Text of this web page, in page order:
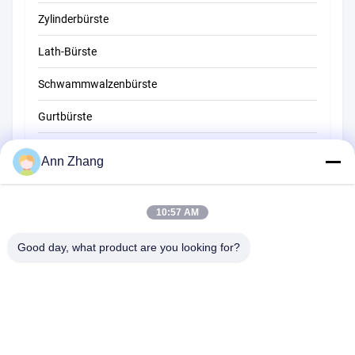
Zylinderbürste
Lath-Bürste
Schwammwalzenbürste
Gurtbürste
Kehrerpinsel
Wire End Brush
Ann Zhang
10:57 AM
Good day, what product are you looking for?